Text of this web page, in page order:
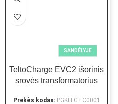
SANDĖLYJE
TeltoCharge EVC2 išorinis
srovės transformatorius
Prekės kodas: PGKITCTC0001